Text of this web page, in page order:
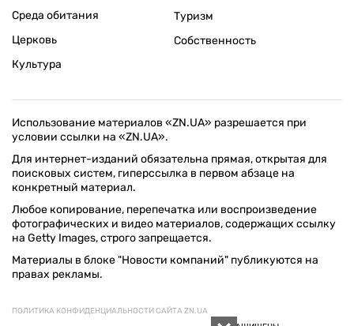
Среда обитания
Церковь
Культура
Туризм
Собственность
Использование материалов «ZN.UA» разрешается при
условии ссылки на «ZN.UA».
Для интернет-изданий обязательна прямая, открытая для
поисковых систем, гиперссылка в первом абзаце на
конкретный материал.
Любое копирование, перепечатка или воспроизведение
фотографических и видео материалов, содержащих ссылку
на Getty Images, строго запрещается.
Материалы в блоке "Новости компаний" публикуются на
правах рекламы.
ПОЛИТИКА КОНФИДЕНЦИАЛЬНОСТИ САЙТА ZN.UA